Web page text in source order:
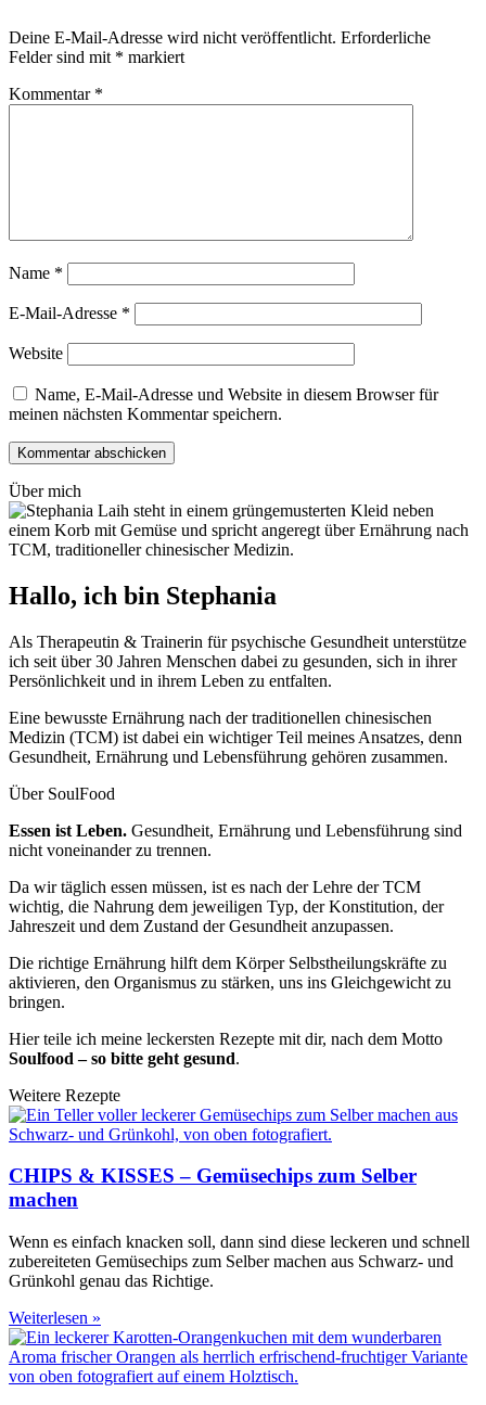
Deine E-Mail-Adresse wird nicht veröffentlicht. Erforderliche
Felder sind mit * markiert
Kommentar *
Name *
E-Mail-Adresse *
Website
Name, E-Mail-Adresse und Website in diesem Browser für
meinen nächsten Kommentar speichern.
Über mich
Hallo, ich bin Stephania
Als Therapeutin & Trainerin für psychische Gesundheit unterstütze
ich seit über 30 Jahren Menschen dabei zu gesunden, sich in ihrer
Persönlichkeit und in ihrem Leben zu entfalten.
Eine bewusste Ernähr­ung nach der traditionellen chinesischen
Medizin (TCM) ist dabei ein wichti­ger Teil meines Ansatzes, denn
Gesund­heit, Ernährung und Lebensführung gehören zusammen.
Über SoulFood
Essen ist Leben. Gesundheit, Ernährung und Lebensführung sind
nicht voneinander zu trennen.
Da wir täglich essen müssen, ist es nach der Lehre der TCM
wichtig, die Nahrung dem jeweiligen Typ, der Konstitution, der
Jahreszeit und dem Zustand der Gesundheit anzupassen.
Die richtige Ernährung hilft dem Körper Selbstheilungskräfte zu
aktivieren, den Organismus zu stärken, uns ins Gleichgewicht zu
bringen.
Hier teile ich meine leckersten Rezepte mit dir, nach dem Motto
Soulfood – so bitte geht gesund.
Weitere Rezepte
CHIPS & KISSES – Gemüsechips zum Selber
machen
Wenn es einfach knacken soll, dann sind diese leckeren und schnell
zubereiteten Gemüsechips zum Selber machen aus Schwarz- und
Grünkohl genau das Richtige.
Weiterlesen »